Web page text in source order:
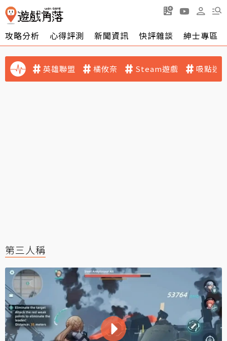
攻略分析 心得評測 新聞資訊 快評雜談 紳士專區
英雄聯盟 橘攸奈 Steam遊戲 吸點迷
第三人稱